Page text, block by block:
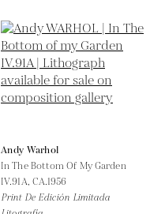
Andy Warhol
In The Bottom Of My Garden
IV.91A, CA.1956
Print De Edición Limitada